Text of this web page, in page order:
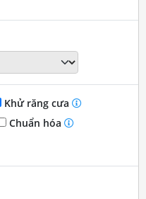
Khử răng cưa
Chuẩn hóa